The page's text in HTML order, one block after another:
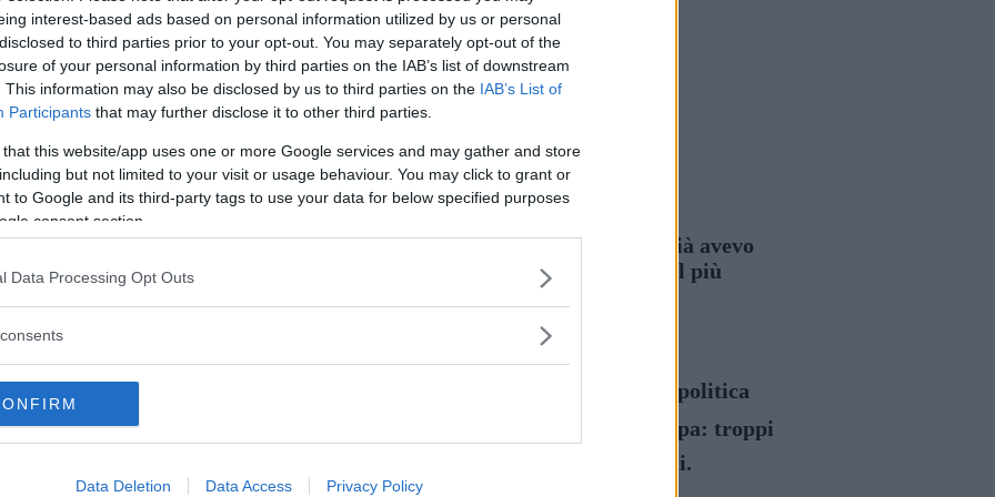
interest-based ads based on personal information utilized by us or personal
to third parties prior to your opt-out. You may separately opt-out of the
of your personal information by third parties on the IAB’s list of downstream
This information may also be disclosed by us to third parties on the IAB’s List of
Participants that may further disclose it to other third parties.
that this website/app uses one or more Google services and may gather and store
but not limited to your visit or usage behaviour. You may click to grant or
to Google and its third-party tags to use your data for below specified purposes
consent section.
Data Processing Opt Outs
Data Deletion Data Access Privacy Policy
di Karol Wojtyla sono stati una conferma delle critiche che già avevo
Secondo la mia opinione, egli non è il Papa più grande ma il più
dei diritti delluomo ma ben disposto oggi a immischiarsi nella politica
la Dichiarazione dei Diritti dellUomo del Consiglio dEuropa: troppi
assolutistico e medioevale, dovrebbero prima essere modificati.